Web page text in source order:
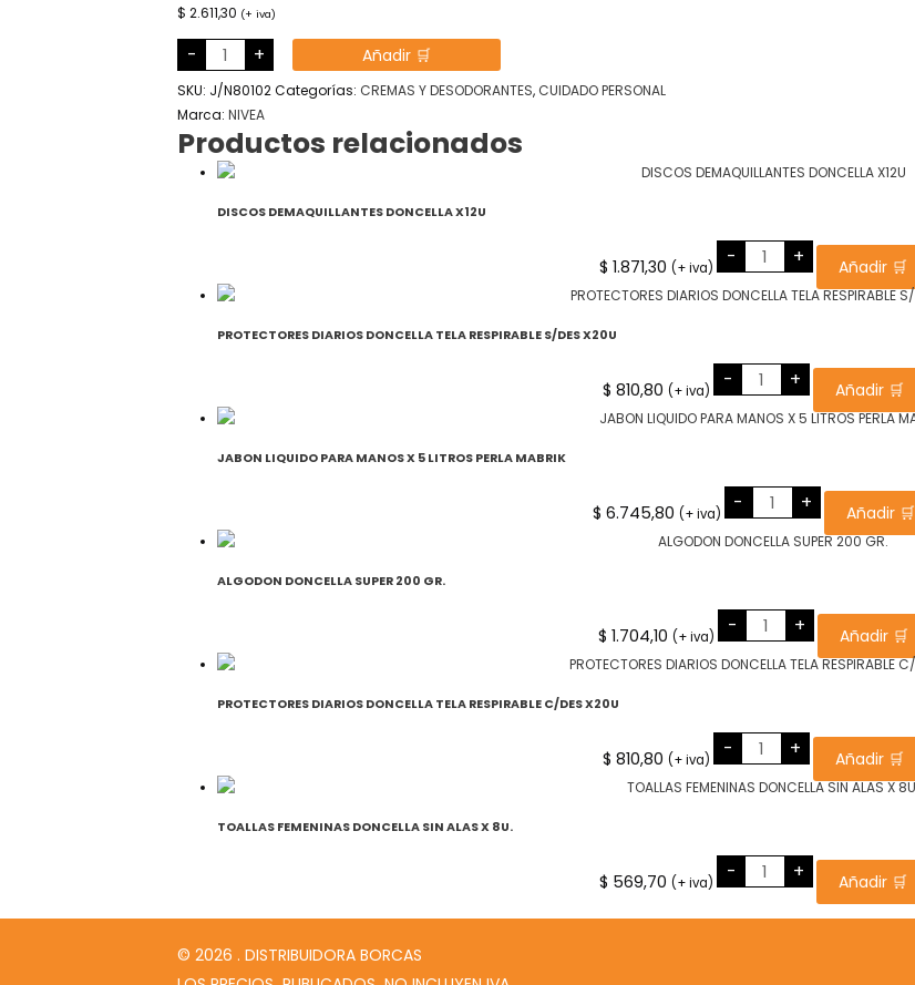
$ 2.611,30 (+ iva)
- CREMA
NIVEA
LATA
60ML.
cantidad
+ Añadir 🛒
SKU: J/N80102Categorías: CREMAS Y DESODORANTES, CUIDADO PERSONAL
Marca: NIVEA
Productos relacionados
DISCOS DEMAQUILLANTES DONCELLA X12U
$ 1.871,30 (+ iva) - DISCOS
DEMAQUILLANTES
DONCELLA
cantidad
+ Añadir 🛒
PROTECTORES DIARIOS DONCELLA TELA RESPIRABLE S/DES X20U
$ 810,80 (+ iva) - PROTECTORES
DIARIOS
DONCELLA
RESPIRABLE
+ Añadir 🛒
JABON LIQUIDO PARA MANOS X 5 LITROS PERLA MABRIK
$ 6.745,80 (+ iva) - JABON
LIQUIDO
PARA
X
cantidad
+ Añadir 🛒
ALGODON DONCELLA SUPER 200 GR.
$ 1.704,10 (+ iva) - ALGODON
DONCELLA
SUPER
GR.
+ Añadir 🛒
PROTECTORES DIARIOS DONCELLA TELA RESPIRABLE C/DES X20U
$ 810,80 (+ iva) - PROTECTORES
DIARIOS
DONCELLA
RESPIRABLE
+ Añadir 🛒
TOALLAS FEMENINAS DONCELLA SIN ALAS X 8U.
$ 569,70 (+ iva) - TOALLAS
FEMENINAS
DONCELLA
+ Añadir 🛒
© 2026 . DISTRIBUIDORA BORCAS